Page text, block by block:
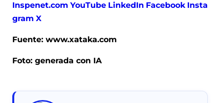
Inspenet.com YouTube LinkedIn Facebook Insta
gram X
Fuente: www.xataka.com
Foto: generada con IA